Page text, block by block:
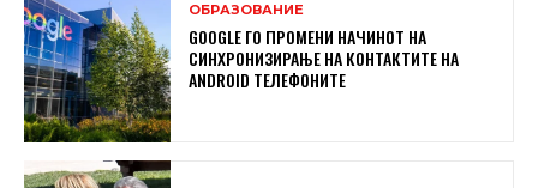
ОБРАЗОВАНИЕ
GOOGLE ГО ПРОМЕНИ НАЧИНОТ НА
СИНХРОНИЗИРАЊЕ НА КОНТАКТИТЕ НА
ANDROID ТЕЛЕФОНИТЕ